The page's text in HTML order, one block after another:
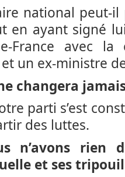
national peut-
en ayant signé
France avec
un ex-ministre
changera
parti s’est
des luttes.
n’avons rien
et ses